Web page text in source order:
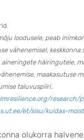
loodusele, peab
vähenemisel,
häiringutele,
maakasutuse
taluvuspiiri.
research/
et/sisu/kuidas-
olukorra